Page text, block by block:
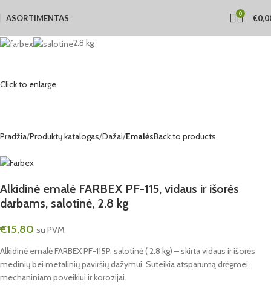
ASORTIMENTAS 0 €
2.8 kg
Click to enlarge
Pradžia Produktų katalogas Dažai EmalėsBack to products
Alkidinė emalė FARBEX PF-115, vidaus ir išorės
darbams, salotinė, 2.8 kg
€15,80 su PVM
Alkidinė emalė FARBEX PF-115P, salotinė ( 2.8 kg) – skirta vidaus ir išorės
medinių bei metalinių paviršių dažymui. Suteikia atsparumą drėgmei,
mechaniniam poveikiui ir korozijai.